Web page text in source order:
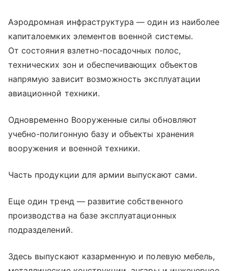
Аэродромная инфраструктура — один из наиболее
капиталоемких элементов военной системы.
От состояния взлетно-посадочных полос,
технических зон и обеспечивающих объектов
напрямую зависит возможность эксплуатации
авиационной техники.
Одновременно Вооруженные силы обновляют
учебно-полигонную базу и объекты хранения
вооружения и военной техники.
Часть продукции для армии выпускают сами.
Еще один тренд — развитие собственного
производства на базе эксплуатационных
подразделений.
Здесь выпускают казарменную и полевую мебель,